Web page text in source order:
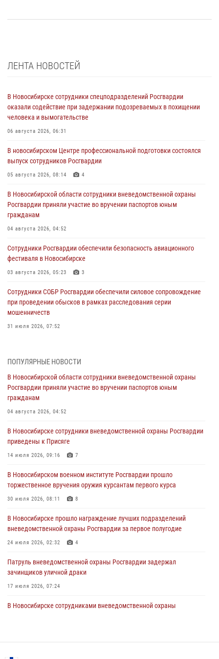
ЛЕНТА НОВОСТЕЙ
В Новосибирске сотрудники спецподразделений Росгвардии
оказали содействие при задержании подозреваемых в похищении
человека и вымогательстве
06 августа 2026, 06:31
В новосибирском Центре профессиональной подготовки состоялся
выпуск сотрудников Росгвардии
05 августа 2026, 08:14 4
В Новосибирской области сотрудники вневедомственной охраны
Росгвардии приняли участие во вручении паспортов юным
гражданам
04 августа 2026, 04:52
Сотрудники Росгвардии обеспечили безопасность авиационного
фестиваля в Новосибирске
03 августа 2026, 05:23 3
Сотрудники СОБР Росгвардии обеспечили силовое сопровождение
при проведении обысков в рамках расследования серии
мошенничеств
31 июля 2026, 07:52
При силовой поддержке бойцов ОМОН и СОБР Росгвардии
пресечена деятельность группы лиц, причастных к мошенничеству
в сфере страхования
В Новосибирске сотрудниками вневедомственной охраны
Росгвардии задержан гражданин, находящийся в розыске
В Новосибирске военнослужащие отряда спецназа «Ермак»
Росгвардии провели занятия по беспарашютному десантированию
В Новосибирске военнослужащие Росгвардии почтили память детей
– жертв войны в Донбассе
ПОПУЛЯРНЫЕ НОВОСТИ
В Новосибирской области сотрудники вневедомственной охраны
Росгвардии приняли участие во вручении паспортов юным
гражданам
04 августа 2026, 04:52
В Новосибирске сотрудники вневедомственной охраны Росгвардии
приведены к Присяге
14 июля 2026, 09:16 7
В Новосибирском военном институте Росгвардии прошло
торжественное вручения оружия курсантам первого курса
30 июля 2026, 08:11 8
В Новосибирске прошло награждение лучших подразделений
вневедомственной охраны Росгвардии за первое полугодие
24 июля 2026, 02:32 4
Патруль вневедомственной охраны Росгвардии задержал
зачинщиков уличной драки
17 июля 2026, 07:24
В Новосибирске сотрудниками вневедомственной охраны